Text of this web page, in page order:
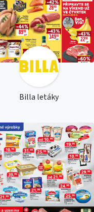
Billa letáky